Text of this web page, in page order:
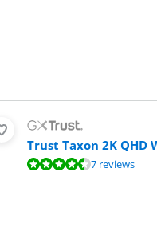
Trust Taxon 2K QHD
de 10, gebaseerd op 7 reviews.
7 reviews